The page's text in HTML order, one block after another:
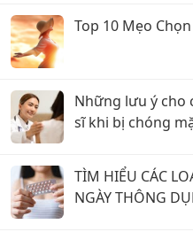
Top 10 Mẹo
Những lưu ý cho
sĩ khi bị chóng
TÌM HIỂU CÁC
NGÀY THÔNG